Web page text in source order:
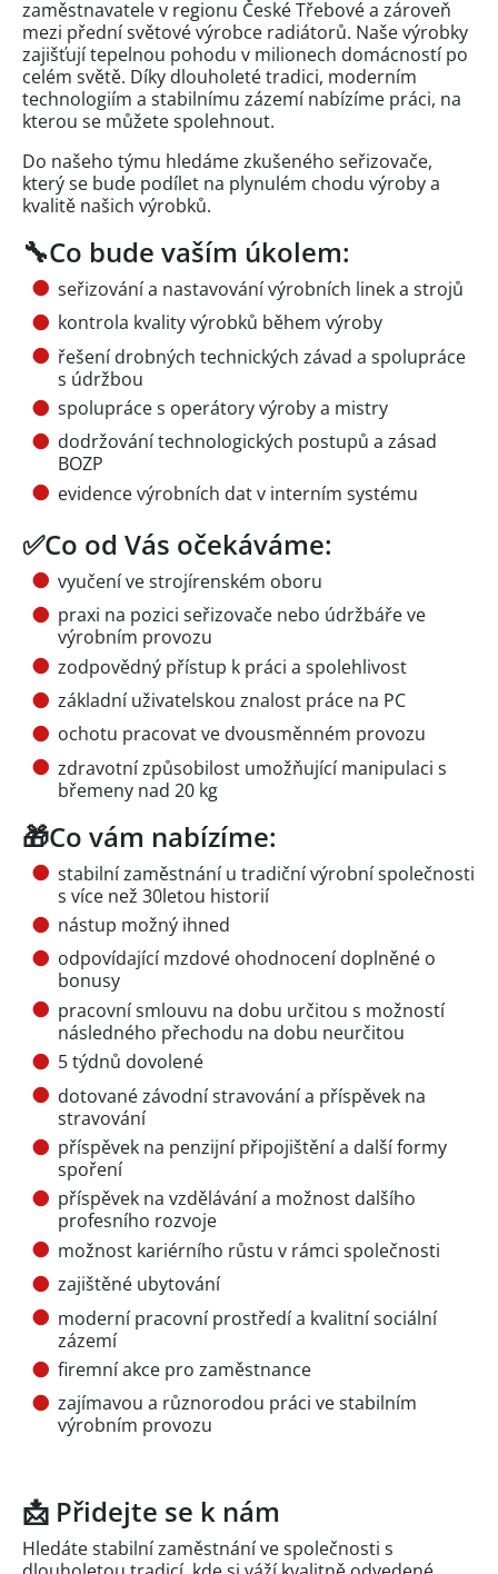
zaměstnavatele v regionu České Třebové a zároveň
mezi přední světové výrobce radiátorů. Naše výrobky
zajišťují tepelnou pohodu v milionech domácností po
celém světě. Díky dlouholeté tradici, moderním
technologiím a stabilnímu zázemí nabízíme práci, na
kterou se můžete spolehnout.
Do našeho týmu hledáme zkušeného seřizovače,
který se bude podílet na plynulém chodu výroby a
kvalitě našich výrobků.
🔧Co bude vaším úkolem:
seřizování a nastavování výrobních linek a strojů
kontrola kvality výrobků během výroby
řešení drobných technických závad a spolupráce
s údržbou
spolupráce s operátory výroby a mistry
dodržování technologických postupů a zásad
BOZP
evidence výrobních dat v interním systému
✅Co od Vás očekáváme:
vyučení ve strojírenském oboru
praxi na pozici seřizovače nebo údržbáře ve
výrobním provozu
zodpovědný přístup k práci a spolehlivost
základní uživatelskou znalost práce na PC
ochotu pracovat ve dvousměnném provozu
zdravotní způsobilost umožňující manipulaci s
břemeny nad 20 kg
🎁Co vám nabízíme:
stabilní zaměstnání u tradiční výrobní společnosti
s více než 30letou historií
nástup možný ihned
odpovídající mzdové ohodnocení doplněné o
bonusy
pracovní smlouvu na dobu určitou s možností
následného přechodu na dobu neurčitou
5 týdnů dovolené
dotované závodní stravování a příspěvek na
stravování
příspěvek na penzijní připojištění a další formy
spoření
příspěvek na vzdělávání a možnost dalšího
profesního rozvoje
možnost kariérního růstu v rámci společnosti
zajištěné ubytování
moderní pracovní prostředí a kvalitní sociální
zázemí
firemní akce pro zaměstnance
zajímavou a různorodou práci ve stabilním
výrobním provozu
📩 Přidejte se k nám
Hledáte stabilní zaměstnání ve společnosti s